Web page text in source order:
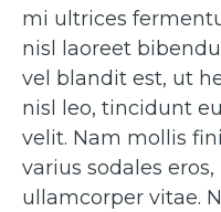
mi ultrices
nisl laoreet
vel blandit est, ut
nisl leo, tincidunt
velit. Nam mollis
varius sodales
ullamcorper vitae.